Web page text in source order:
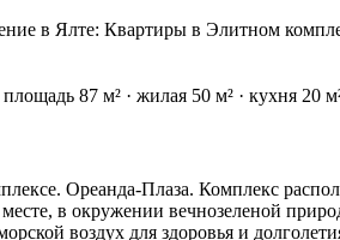
в Ялте: Квартиры в Элитном
87 м² · жилая 50 м² · кухня 20
Ореанда-Плаза. Комплекс
в окружении вечнозеленой
воздух для здоровья и